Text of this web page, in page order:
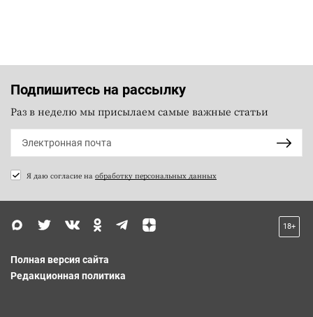
Подпишитесь на рассылку
Раз в неделю мы присылаем самые важные статьи
Я даю согласие на обработку персональных данных
18+
Полная версия сайта
Редакционная политика